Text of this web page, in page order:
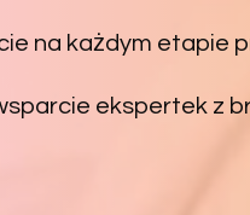
na każdym etapie
ekspertek z